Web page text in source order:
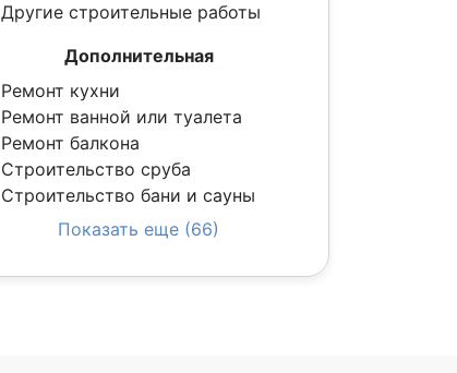
Другие строительные работы
Дополнительная
Ремонт кухни
Ремонт ванной или туалета
Ремонт балкона
Строительство сруба
Строительство бани и сауны
Показать еще (66)